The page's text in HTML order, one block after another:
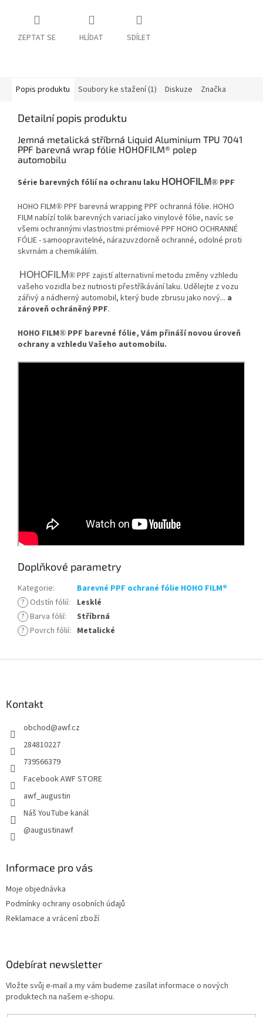
ZEPTAT SE HLÍDAT SDÍLET
Popis produktu Soubory ke stažení (1) Diskuze Značka
Detailní popis produktu
Jemná metalická stříbrná Liquid Aluminium TPU 7041
PPF barevná wrap fólie HOHOFILM® polep
automobilu
Série barevných fólií na ochranu laku HOHOFILM® PPF
HOHO FILM®PPF barevná wrapping PPF ochranná fólie. HOHO
FILM nabízí tolik barevných variací jako vinylové fólie, navíc se
všemi ochrannými vlastnostmi prémiové PPF HOHO OCHRANNÉ
FÓLIE - samoopravitelné, nárazuvzdorně ochranné, odolné proti
skvrnám a chemikáliím.
HOHOFILM®PPF zajistí alternativní metodu změny vzhledu
vašeho vozidla bez nutnosti přestříkávání laku. Udělejte z vozu
zářivý a nádherný automobil, který bude zbrusu jako nový... a
zároveň ochráněný PPF.
HOHO FILM® PPF barevné fólie, Vám přináší novou úroveň
ochrany a vzhledu Vašeho automobilu.
Doplňkové parametry
Kategorie:
Barevné PPF ochrané fólie HOHO FILM®
? Odstín fólií:
Lesklé
? Barva fólií:
Stříbrná
? Povrch fólií: Metalické
Kontakt
obchod@awf.cz
284810227
739566379
Facebook AWF STORE
awf_augustin
Náš YouTube kanál
@augustinawf
Informace pro vás
Moje objednávka
Podmínky ochrany osobních údajů
Reklamace a vrácení zboží
Odebírat newsletter
Vložte svůj e-mail a my vám budeme zasílat informace o nových
produktech na našem e-shopu.